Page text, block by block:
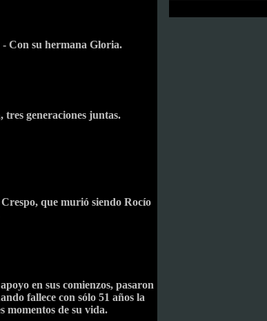
Con su hermana Gloria.
generaciones juntas.
que murió siendo Rocío
en sus comienzos, pasaron
fallece con sólo 51 años la
momentos de su vida.